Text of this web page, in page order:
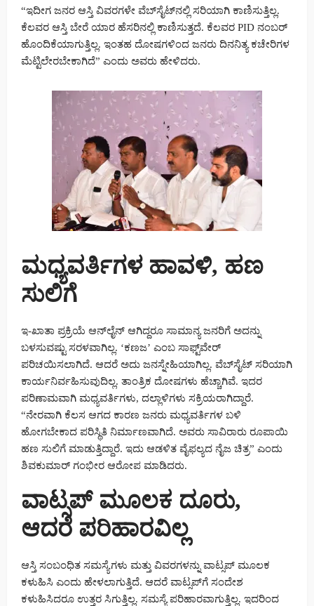
“ಇದೀಗ ಜನರ ಆಸ್ತಿ ವಿವರಗಳೇ ವೆಬ್‌ಸೈಟ್‌ನಲ್ಲಿ ಸರಿಯಾಗಿ ಕಾಣಿಸುತ್ತಿಲ್ಲ.
ಕೆಲವರ ಆಸ್ತಿ ಬೇರೆ ಯಾರ ಹೆಸರಿನಲ್ಲಿ ಕಾಣಿಸುತ್ತದೆ. ಕೆಲವರ PID ನಂಬರ್
ಹೊಂದಿಕೆಯಾಗುತ್ತಿಲ್ಲ. ಇಂತಹ ದೋಷಗಳಿಂದ ಜನರು ದಿನನಿತ್ಯ ಕಚೇರಿಗಳ
ಮೆಟ್ಟಿಲೇರಬೇಕಾಗಿದೆ” ಎಂದು ಅವರು ಹೇಳಿದರು.
ಮಧ್ಯವರ್ತಿಗಳ ಹಾವಳಿ, ಹಣ
ಸುಲಿಗೆ
ಇ-ಖಾತಾ ಪ್ರಕ್ರಿಯೆ ಆನ್‌ಲೈನ್ ಆಗಿದ್ದರೂ ಸಾಮಾನ್ಯ ಜನರಿಗೆ ಅದನ್ನು
ಬಳಸುವಷ್ಟು ಸರಳವಾಗಿಲ್ಲ. ‘ಕಣಜ’ ಎಂಬ ಸಾಫ್ಟ್‌ವೇರ್
ಪರಿಚಯಿಸಲಾಗಿದೆ. ಆದರೆ ಅದು ಜನಸ್ನೇಹಿಯಾಗಿಲ್ಲ. ವೆಬ್‌ಸೈಟ್ ಸರಿಯಾಗಿ
ಕಾರ್ಯನಿರ್ವಹಿಸುವುದಿಲ್ಲ. ತಾಂತ್ರಿಕ ದೋಷಗಳು ಹೆಚ್ಚಾಗಿವೆ. ಇದರ
ಪರಿಣಾಮವಾಗಿ ಮಧ್ಯವರ್ತಿಗಳು, ದಲ್ಲಾಳಿಗಳು ಸಕ್ರಿಯರಾಗಿದ್ದಾರೆ.
“ನೇರವಾಗಿ ಕೆಲಸ ಆಗದ ಕಾರಣ ಜನರು ಮಧ್ಯವರ್ತಿಗಳ ಬಳಿ
ಹೋಗಬೇಕಾದ ಪರಿಸ್ಥಿತಿ ನಿರ್ಮಾಣವಾಗಿದೆ. ಅವರು ಸಾವಿರಾರು ರೂಪಾಯಿ
ಹಣ ಸುಲಿಗೆ ಮಾಡುತ್ತಿದ್ದಾರೆ. ಇದು ಆಡಳಿತ ವೈಫಲ್ಯದ ನೈಜ ಚಿತ್ರ” ಎಂದು
ಶಿವಕುಮಾರ್ ಗಂಭೀರ ಆರೋಪ ಮಾಡಿದರು.
ವಾಟ್ಸಪ್ ಮೂಲಕ ದೂರು,
ಆದರೆ ಪರಿಹಾರವಿಲ್ಲ
ಆಸ್ತಿ ಸಂಬಂಧಿತ ಸಮಸ್ಯೆಗಳು ಮತ್ತು ವಿವರಗಳನ್ನು ವಾಟ್ಸಪ್ ಮೂಲಕ
ಕಳುಹಿಸಿ ಎಂದು ಹೇಳಲಾಗುತ್ತಿದೆ. ಆದರೆ ವಾಟ್ಸಪ್‌ಗೆ ಸಂದೇಶ
ಕಳುಹಿಸಿದರೂ ಉತ್ತರ ಸಿಗುತ್ತಿಲ್ಲ. ಸಮಸ್ಯೆ ಪರಿಹಾರವಾಗುತ್ತಿಲ್ಲ. ಇದರಿಂದ